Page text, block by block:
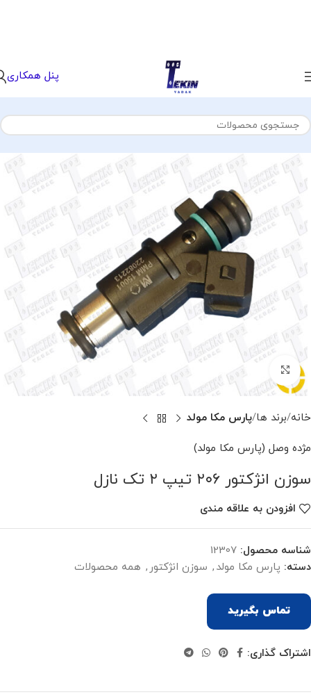
پنل همکاری
برای بزرگنمایی کلیک کنید
خانه برند ها پارس مکا مولد
مژده وصل (پارس مکا مولد)
سوزن انژکتور ۲۰۶ تیپ ۲ تک نازل
افزودن به علاقه مندی
شناسه محصول: 12307
دسته: پارس مکا مولد, سوزن انژکتور , همه محصولات
تماس بگیرید
اشتراک گذاری: